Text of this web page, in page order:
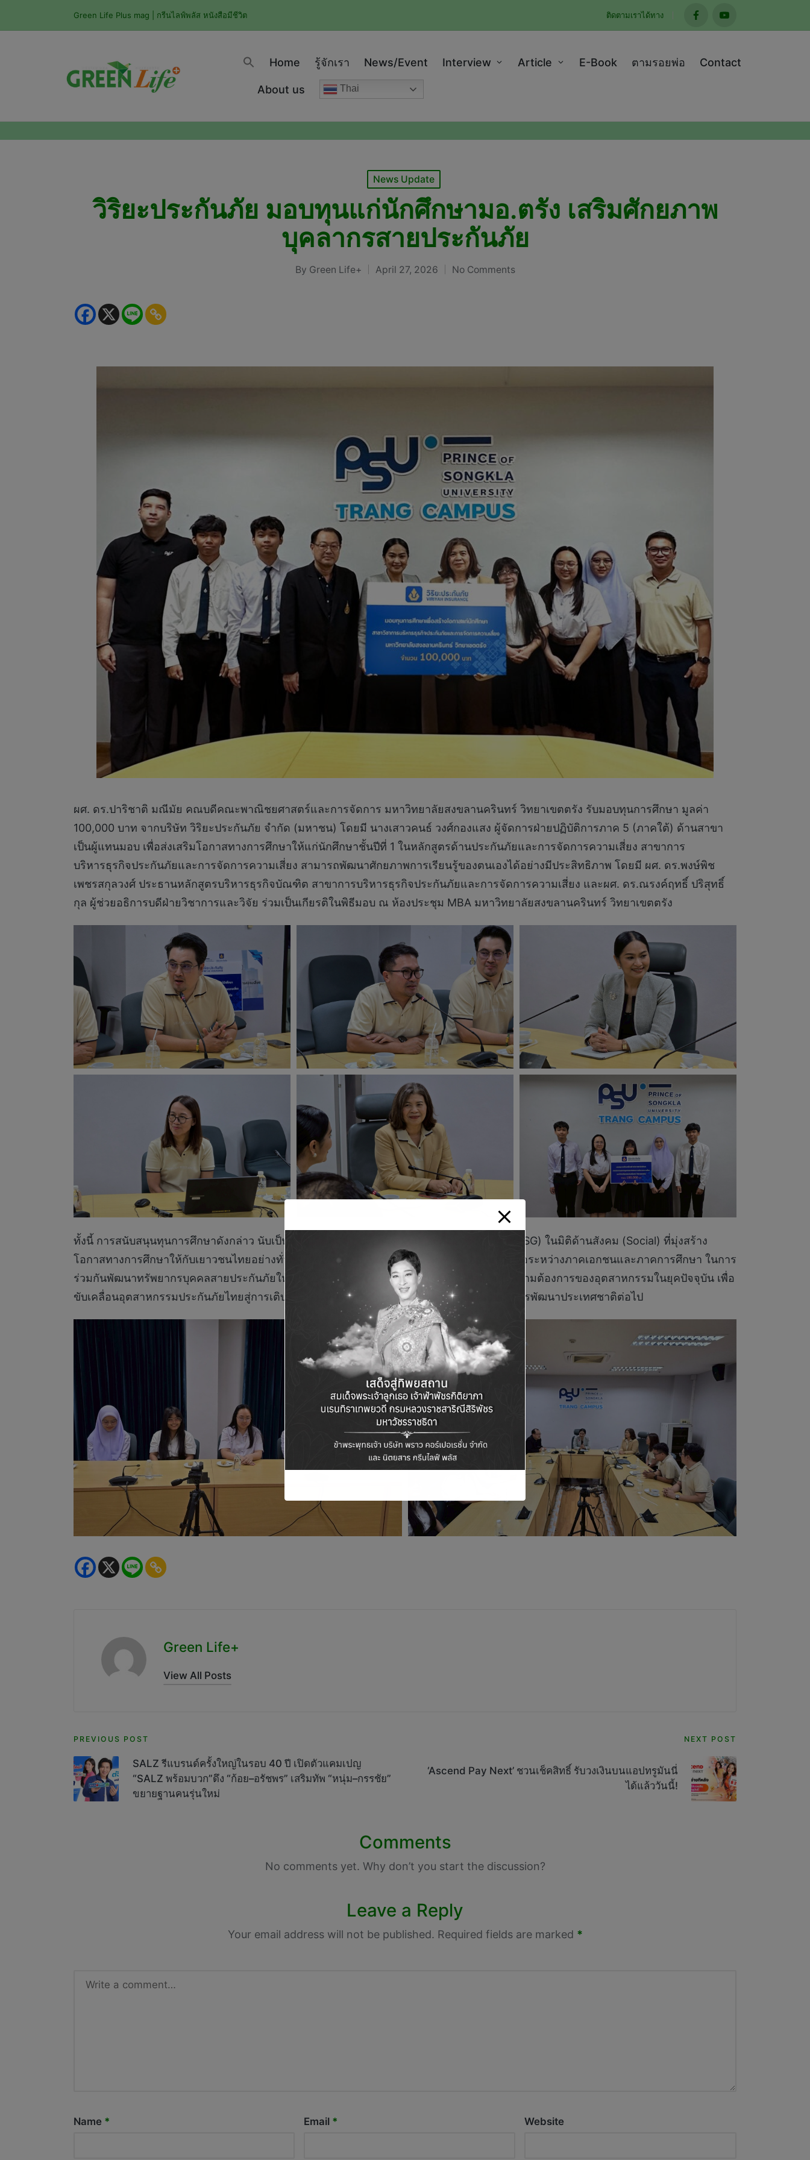
Green Life Plus mag | กรีนไลฟ์พลัส หนังสือมีชีวิต ติดตามเราได้ทาง
facebookyoutube
Home รู้จักเรา News/Event Interview Article E-Book ตามรอยพ่อ Contact
About us Thai
Posted
News Update
วิริยะประกันภัย มอบทุนแก่นักศึกษามอ.ตรัง เสริมศักยภาพ
บุคลากรสายประกันภัย
Posted
By Green Life+ April 27, 2026 No Comments
ผศ. ดร.ปาริชาติ มณีมัย คณบดีคณะพาณิชยศาสตร์และการจัดการ มหาวิทยาลัยสงขลานครินทร์ วิทยาเขตตรัง รับมอบทุนการศึกษา มูลค่า
100,000 บาท จากบริษัท วิริยะประกันภัย จำกัด (มหาชน) โดยมี นางเสาวคนธ์ วงศ์กองแสง ผู้จัดการฝ่ายปฏิบัติการภาค 5 (ภาคใต้) ด้านสาขา
เป็นผู้แทนมอบ เพื่อส่งเสริมโอกาสทางการศึกษาให้แก่นักศึกษาชั้นปีที่ 1 ในหลักสูตรด้านประกันภัยและการจัดการความเสี่ยง สาขาการ
บริหารธุรกิจประกันภัยและการจัดการความเสี่ยง สามารถพัฒนาศักยภาพการเรียนรู้ของตนเองได้อย่างมีประสิทธิภาพ โดยมี ผศ. ดร.พงษ์พิช
เพชรสกุลวงศ์ ประธานหลักสูตรบริหารธุรกิจบัณฑิต สาขาการบริหารธุรกิจประกันภัยและการจัดการความเสี่ยง และผศ. ดร.ณรงค์ฤทธิ์ ปริสุทธิ์
กุล ผู้ช่วยอธิการบดีฝ่ายวิชาการและวิจัย ร่วมเป็นเกียรติในพิธีมอบ ณ ห้องประชุม MBA มหาวิทยาลัยสงขลานครินทร์ วิทยาเขตตรัง
ทั้งนี้ การสนับสนุนทุนการศึกษาดังกล่าว นับเป็นการดำเนินนโยบายการพัฒนาองค์กรอย่างยั่งยืน (ESG) ในมิติด้านสังคม (Social) ที่มุ่งสร้าง
โอกาสทางการศึกษาให้กับเยาวชนไทยอย่างทั่วถึงและเท่าเทียม อีกทั้งสะท้อนให้เห็นถึงความร่วมมือระหว่างภาคเอกชนและภาคการศึกษา ในการ
ร่วมกันพัฒนาทรัพยากรบุคคลสายประกันภัยให้มีความรู้ความสามารถ และทักษะที่สอดคล้องกับความต้องการของอุตสาหกรรมในยุคปัจจุบัน เพื่อ
ขับเคลื่อนอุตสาหกรรมประกันภัยไทยสู่การเติบโตอย่างมั่นคงยั่งยืน พร้อมเป็นรากฐานสำคัญของการพัฒนาประเทศชาติต่อไป
Green Life+
View All Posts
Post
navigation
PREVIOUS POST
SALZ รีแบรนด์ครั้งใหญ่ในรอบ 40 ปี เปิดตัวแคมเปญ
“SALZ พร้อมบวก”ดึง “ก้อย–อรัชพร” เสริมทัพ “หนุ่ม–กรรชัย”
ขยายฐานคนรุ่นใหม่
NEXT POST
‘Ascend Pay Next’ ชวนเช็คสิทธิ์ รับวงเงินบนแอปทรูมันนี่
ได้แล้ววันนี้!
Comments
No comments yet. Why don’t you start the discussion?
Leave a Reply
Your email address will not be published. Required fields are marked *
Name * Email * Website